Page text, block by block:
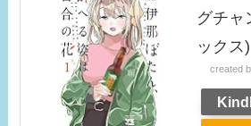
グチャ
ックス)
created